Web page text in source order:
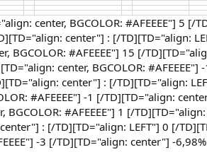
center, BGCOLOR: #AFEEEE"] 5 [/
center"] : [/TD][TD="align:
BGCOLOR: #AFEEEE"] 15 [/
center, BGCOLOR:
center"] : [/TD][TD="align:
#AFEEEE"] -1 [/TD][TD="align:
#AFEEEE"] 1 [/
: [/TD][TD="align: LEFT"] 0 [/
-3 [/TD][TD="align: center"] -